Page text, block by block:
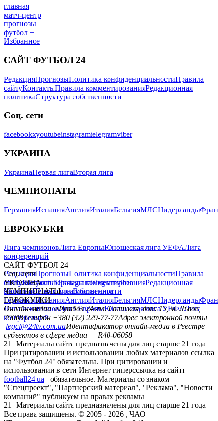
главная
матч-центр
прогнозы
футбол +
Избранное
САЙТ ФУТБОЛ 24
РедакцияПрогнозыПолитика конфиденциальностиПравила
сайтуКонтактыПравила комментированияРедакционная
политикаСтруктура собственности
Соц. сети
facebookxyoutubeinstagramtelegramviber
УКРАИНА
УкраинаПервая лигаВторая лига
ЧЕМПИОНАТЫ
ГерманияИспанияАнглияИталияБельгияМЛСНидерланды
ЕВРОКУБКИ
Лига чемпионовЛига ЕвропыЮношеская лига УЕФАЛига
конференций
САЙТ ФУТБОЛ 24
РедакцияПрогнозыПолитика конфиденциальностиПравила
сайтуКонтактыПравила комментированияРедакционная
политикаСтруктура собственности
Соц. сети
facebookxyoutubeinstagramtelegramviber
УКРАИНА
УкраинаПервая лигаВторая лига
ЧЕМПИОНАТЫ
ГерманияИспанияАнглияИталияБельгияМЛСНидерланды
ЕВРОКУБКИ
Лига чемпионовЛига ЕвропыЮношеская лига УЕФАЛига
конференций
Онлайн-медиа «Футбол 24»пл. Галицкая, дом. 15, м. Львов,
79008Телефон +380 (32) 229-77-77Адрес электронной почты
legal@24tv.com.uaИдентификатор онлайн-медиа в Реестре
субъектов в сфере медиа — R40-06058
21+Материалы сайта предназначены для лиц старше 21 года
При цитировании и использовании любых материалов ссылка
на "Футбол 24" обязательна. При цитировании и
использовании в сети Интернет гиперссылка на сайтт
football24.ua
обязательное. Материалы со знаком
"Спецпроект", "Партнерский материал", "Реклама", "Новости
компаний" публикуем на правах рекламы.
21+Материалы сайта предназначены для лиц старше 21 года
Все права защищены. © 2005 - 2026 , ЧАО